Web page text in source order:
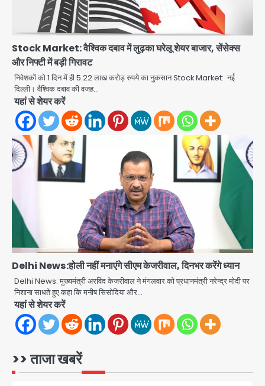
Stock Market: वैश्विक दबाव में लुढ़का घरेलू शेयर बाजार, सेंसेक्स
और निफ्टी में बड़ी गिरावट
निवेशकों को 1 दिन में ही 5.22 लाख करोड़ रुपये का नुकसान Stock Market: नई
दिल्ली। वैश्विक दबाव की वजह…
यहां से शेयर करें
Delhi News:होली नहीं मनाएंगे सीएम केजरीवाल, दिनभर करेंगे ध्यान
Delhi News: मुख्यमंत्री अरविंद केजरीवाल ने मंगलवार को प्रधानमंत्री नरेन्द्र मोदी पर
निशाना साधते हुए कहा कि मनीष सिसोदिया और…
यहां से शेयर करें
>> ताजा खबरें
2
Second Monday of Sawan: सावन
के दूसरे सोमवार पर शिवालयों में आस्था का
Avinash Kumar
Jharkhand Assembly Gherao:
CGL रद्द करने और CBI जांच की मांग पर अड़े
छात्र, वाटर कैनन और बैरिकेडिंग तैनात
Avinash Kumar
Noida District Hospital
Emergency: तीसरी मंजिल से गिरी छात्रा
को नहीं मिला इलाज, प्राइवेट अस्पताल में भर्ती
Avinash Kumar
5
Mamata Banerjee Convoy
Attack: जूते-पत्थर बरसाए, कीचड़ पोता;
बोलीं- ‘माथा फट जाता’
Avinash Kumar
1
JPSC-JSSC exam scam: अनशन